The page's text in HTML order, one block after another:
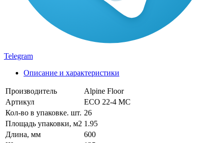
Telegram
Описание и характеристики
Производитель
Alpine Floor
Артикул
ECO 22-4 MC
Кол-во в упаковке. шт. 26
Площадь упаковки, м2 1.95
Длина, мм
600